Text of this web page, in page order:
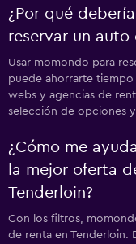
¿Por qué
reservar un auto
Usar momondo para
puede ahorrarte
webs y agencias de
selección de opciones
¿Cómo me
la mejor oferta
Tenderloin?
Con los filtros,
de renta en Tenderloin.